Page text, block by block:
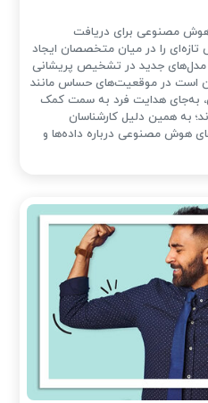
مصنوعی برای دریافت
تازه‌ای را در میان متخصصان ایجاد
مدل‌های جدید در تشخیص پریشانی
است در موقعیت‌های حساس مانند
به‌جای هدایت فرد به سمت کمک
به همین دلیل کارشناسان
هوش مصنوعی درباره داده‌ها و